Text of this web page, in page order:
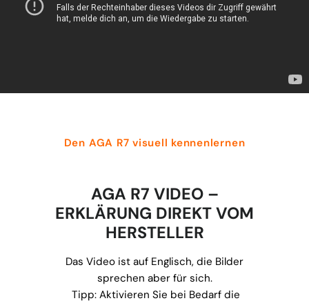
Den AGA R7 visuell kennenlernen
AGA R7 VIDEO –
ERKLÄRUNG DIREKT VOM
HERSTELLER
Das Video ist auf Englisch, die Bilder
sprechen aber für sich.
Tipp: Aktivieren Sie bei Bedarf die